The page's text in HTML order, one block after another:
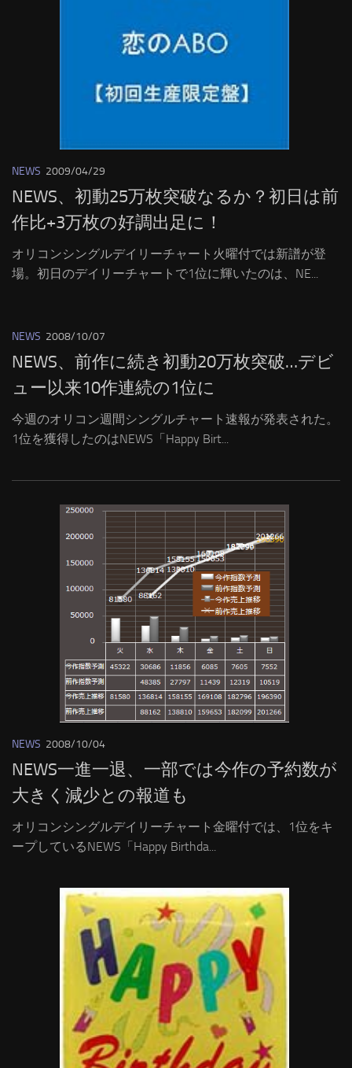
NEWS 2009/04/29
NEWS、初動25万枚突破なるか？初日は前
作比+3万枚の好調出足に！
オリコンシングルデイリーチャート火曜付では新譜が登
場。初日のデイリーチャートで1位に輝いたのは、NE...
NEWS 2008/10/07
NEWS、前作に続き初動20万枚突破…デビ
ュー以来10作連続の1位に
今週のオリコン週間シングルチャート速報が発表された。
1位を獲得したのはNEWS「Happy Birt...
NEWS 2008/10/04
NEWS一進一退、一部では今作の予約数が
大きく減少との報道も
オリコンシングルデイリーチャート金曜付では、1位をキ
ープしているNEWS「Happy Birthda...